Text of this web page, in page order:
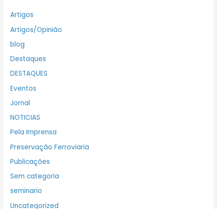
Artigos
Artigos/Opinião
blog
Destaques
DESTAQUES
Eventos
Jornal
NOTICIAS
Pela Imprensa
Preservação Ferroviaria
Publicações
Sem categoria
seminario
Uncategorized